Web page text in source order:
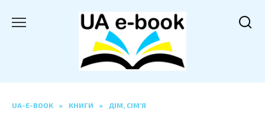
UA-E-BOOK » КНИГИ » ДІМ, СІМ’Я